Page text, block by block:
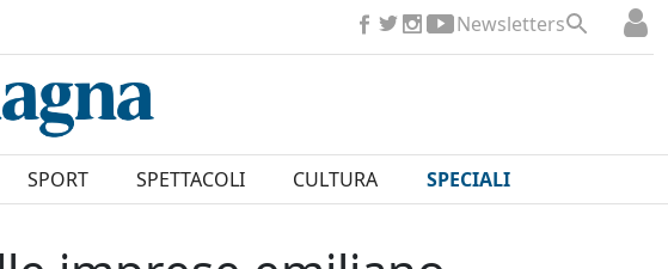
Newsletters
SPORT SPETTACOLI CULTURA SPECIALI